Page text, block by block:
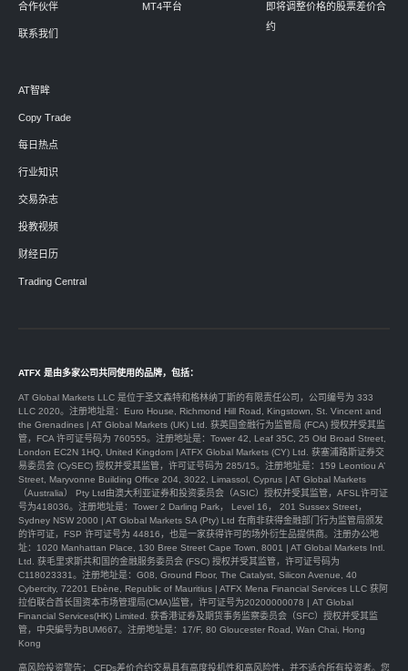
合作伙伴
联系我们
MT4平台
即将调整价格的股票差价合
约
AT智眸
Copy Trade
每日热点
行业知识
交易杂志
投教视频
财经日历
Trading Central
ATFX 是由多家公司共同使用的品牌，包括：
AT Global Markets LLC 是位于圣文森特和格林纳丁斯的有限责任公司，公司编号为 333
LLC 2020。注册地址是：Euro House, Richmond Hill Road, Kingstown, St. Vincent and
the Grenadines | AT Global Markets (UK) Ltd. 获英国金融行为监管局 (FCA) 授权并受其监
管，FCA 许可证号码为 760555。注册地址是：Tower 42, Leaf 35C, 25 Old Broad Street,
London EC2N 1HQ, United Kingdom | ATFX Global Markets (CY) Ltd. 获塞浦路斯证券交
易委员会 (CySEC) 授权并受其监管，许可证号码为 285/15。注册地址是：159 Leontiou A’
Street, Maryvonne Building Office 204, 3022, Limassol, Cyprus | AT Global Markets
（Australia） Pty Ltd由澳大利亚证券和投资委员会（ASIC）授权并受其监管，AFSL许可证
号为418036。注册地址是：Tower 2 Darling Park， Level 16， 201 Sussex Street，
Sydney NSW 2000 | AT Global Markets SA (Pty) Ltd 在南非获得金融部门行为监管局颁发
的许可证，FSP 许可证号为 44816，也是一家获得许可的场外衍生品提供商。注册办公地
址：1020 Manhattan Place, 130 Bree Street Cape Town, 8001 | AT Global Markets Intl.
Ltd. 获毛里求斯共和国的金融服务委员会 (FSC) 授权并受其监管，许可证号码为
C118023331。注册地址是：G08, Ground Floor, The Catalyst, Silicon Avenue, 40
Cybercity, 72201 Ebène, Republic of Mauritius | ATFX Mena Financial Services LLC 获阿
拉伯联合酋长国资本市场管理局(CMA)监管，许可证号为20200000078 | AT Global
Financial Services(HK) Limited. 获香港证券及期货事务监察委员会（SFC）授权并受其监
管，中央編号为BUM667。注册地址是：17/F, 80 Gloucester Road, Wan Chai, Hong
Kong
高风险投资警告： CFDs差价合约交易具有高度投机性和高风险性，并不适合所有投资者。您